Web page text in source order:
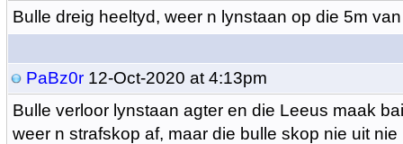
Bulle dreig heeltyd, weer n lynstaan op die 5m
PaBz0r12-Oct-2020 at 4:13pm
Bulle verloor lynstaan agter en die Leeus maak
weer n strafskop af, maar die bulle skop nie uit nie